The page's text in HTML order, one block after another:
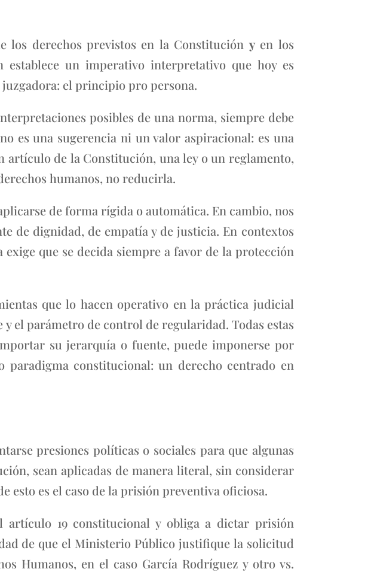
los derechos previstos en la Constitución yen los
un imperativo interpretativo que hoy es
el principio pro persona.
posibles de una norma, siempre debe
es una sugerencia ni un valor aspiracional: es una
de la Constitución, una ley o un reglamento,
humanos, no reducirla.
de forma rígida o automática. En cambio, nos
de dignidad, de empatía y de justicia. En contextos
que se decida siempre a favor de la protección
que lo hacen operativo en la práctica judicial
el parámetro de control de regularidad. Todas estas
su jerarquía o fuente, puede imponerse por
paradigma constitucional: un derecho centrado en
presiones políticas o sociales para que algunas
sean aplicadas de manera literal, sin considerar
esto es el caso de la prisión preventiva oficiosa.
artículo 19 constitucional y obliga a dictar prisión
de que el Ministerio Público justifique la solicitud
Humanos, en el caso García Rodríguez y otro vs.